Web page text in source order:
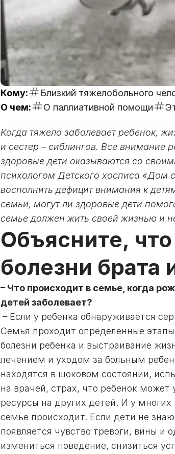
Кому: Близкий тяжелобольного
О чем:
О паллиативной помощи
Когда тяжело заболевает ребенок,
и сестер – сиблингов. Все внимание
здоровые дети оказываются со
психологом Детского хосписа «Дом
восполнить дефицит внимания к
семьи, могут ли здоровые дети
семье должен жить своей жизнью и
Объясните,
болезни брата
– Что происходит в семье, когда
детей заболевает?
– Если у ребенка обнаруживается
Семья проходит определенные
болезни ребенка и выстраивание
лечением и уходом за больным
находятся в шоковом состоянии,
на врачей, страх, что ребенок
ресурсы на других детей. И у
семье происходит. Если дети не
появляется чувство тревоги, вины и
измениться поведение, снизиться